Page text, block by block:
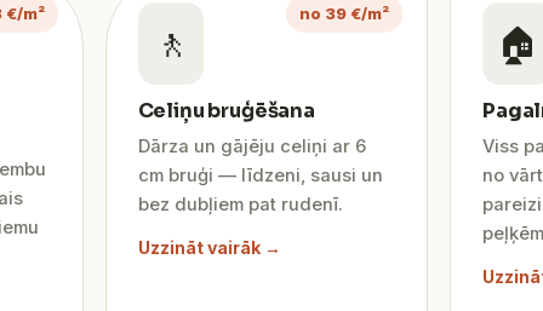
€/m² no 39 €/m²
🚶
Celiņu bruģēšana
Dārza un gājēju celiņi ar 6
cm bruģi — līdzeni, sausi un
bez dubļiem pat rudenī.
Uzzināt vairāk →
🏠
Viss
no